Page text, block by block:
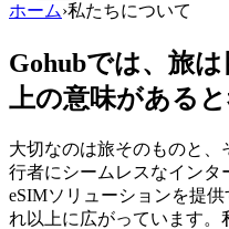
ホーム›私たちについて
Gohubでは、旅
上の意味がある
大切なのは旅そのものと
行者にシームレスなインタ
eSIMソリューションを提
れ以上に広がっています。